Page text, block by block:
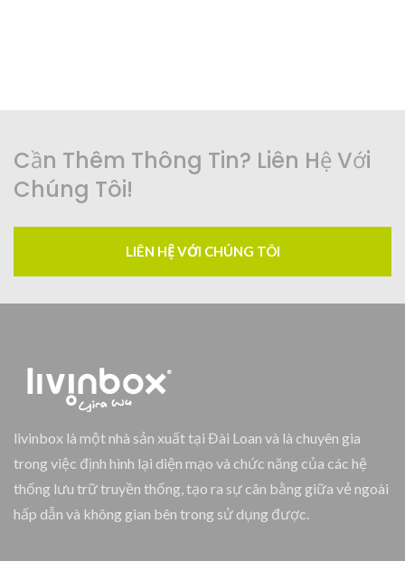
Cần Thêm Thông Tin? Liên Hệ Với
Chúng Tôi!
LIÊN HỆ VỚI CHÚNG TÔI
livinbox là một nhà sản xuất tại Đài Loan và là chuyên gia
trong việc định hình lại diện mạo và chức năng của các hệ
thống lưu trữ truyền thống, tạo ra sự cân bằng giữa vẻ ngoài
hấp dẫn và không gian bên trong sử dụng được.